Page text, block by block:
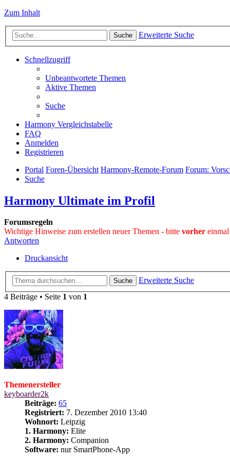
Zum Inhalt
Suche Erweiterte Suche
Schnellzugriff
Unbeantwortete Themen
Aktive Themen
Suche
Harmony Vergleichstabelle
FAQ
Anmelden
Registrieren
Portal Foren-Übersicht Harmony-Remote-Forum Forum:
Suche
Harmony Ultimate im Profil
Forumsregeln
Wichtige Hinweise zum erstellen neuer Themen - bitte vorher
Antworten
Druckansicht
Suche
Erweiterte Suche
4 Beiträge • Seite 1 von 1
Themenersteller
keyboarder2k
Beiträge: 65
Registriert: 7. Dezember 2010 13:40
Wohnort: Leipzig
1. Harmony: Elite
2. Harmony: Companion
Software: nur SmartPhone-App